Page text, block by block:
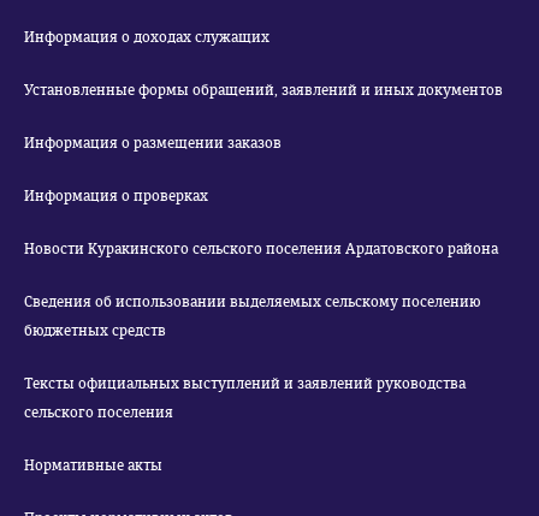
Информация о доходах служащих
Установленные формы обращений, заявлений и иных документов
Информация о размещении заказов
Информация о проверках
Новости Куракинского сельского поселения Ардатовского района
Сведения об использовании выделяемых сельскому поселению
бюджетных средств
Тексты официальных выступлений и заявлений руководства
сельского поселения
Нормативные акты